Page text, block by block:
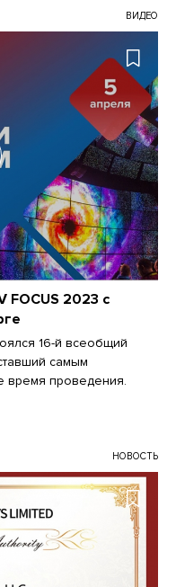
ВИДЕО
FOCUS 2023 с
16-й всеобщий
самым
время проведения.
НОВОСТЬ